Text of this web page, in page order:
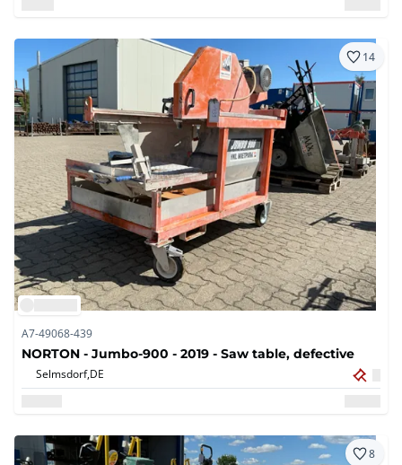
14
A7-49068-439
NORTON - Jumbo-900 - 2019 - Saw table, defective
Selmsdorf,DE
8